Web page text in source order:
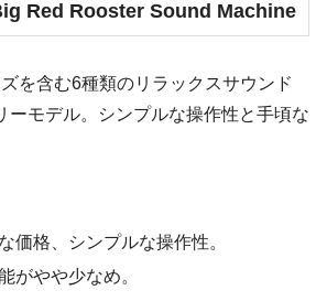
Red Rooster Sound Machine
を含む6種類のリラックスサウンド
ーモデル。シンプルな操作性と手頃な
価格、シンプルな操作性。
がやや少なめ。